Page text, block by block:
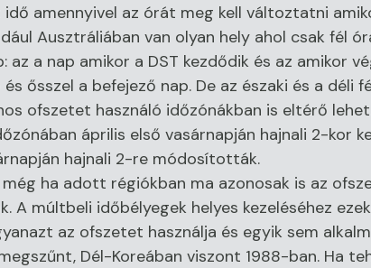
idő amennyivel az órát meg kell változtatni
Ausztráliában van olyan hely ahol csak fél
az a nap amikor a DST kezdődik és az amikor
ősszel a befejező nap. De az északi és a
ofszetet használó időzónákban is eltérő
április első vasárnapján hajnali 2-
hajnali 2-re módosították.
ha adott régiókban ma azonosak is az
A múltbeli időbélyegek helyes kezeléséhez
az ofszetet használja és egyik sem
Dél-Koreában viszont 1988-ban. Ha